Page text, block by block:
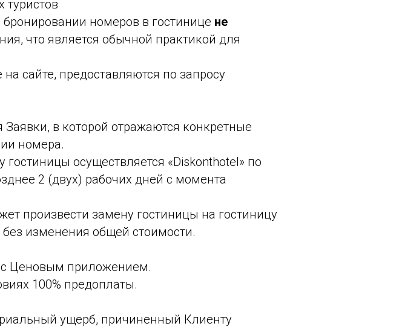
туристов
бронировании номеров в гостинице не
что является обычной практикой для
сайте, предоставляются по запросу
в которой отражаются конкретные
номера.
осуществляется «Diskonthotel» по
2 (двух) рабочих дней с момента
произвести замену гостиницы на гостиницу
изменения общей стоимости.
с Ценовым приложением.
100% предоплаты.
ущерб, причиненный Клиенту